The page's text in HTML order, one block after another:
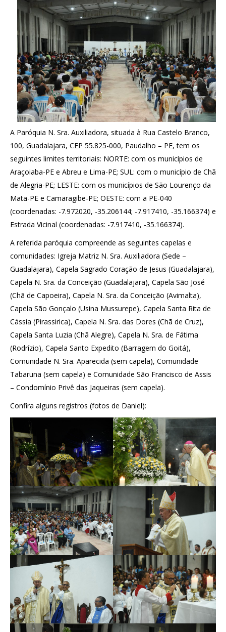
A Paróquia N. Sra. Auxiliadora, situada à Rua Castelo Branco,
100, Guadalajara, CEP 55.825-000, Paudalho – PE, tem os
seguintes limites territoriais: NORTE: com os municípios de
Araçoiaba-PE e Abreu e Lima-PE; SUL: com o município de Chã
de Alegria-PE; LESTE: com os municípios de São Lourenço da
Mata-PE e Camaragibe-PE; OESTE: com a PE-040
(coordenadas: -7.972020, -35.206144; -7.917410, -35.166374) e
Estrada Vicinal (coordenadas: -7.917410, -35.166374).
A referida paróquia compreende as seguintes capelas e
comunidades: Igreja Matriz N. Sra. Auxiliadora (Sede –
Guadalajara), Capela Sagrado Coração de Jesus (Guadalajara),
Capela N. Sra. da Conceição (Guadalajara), Capela São José
(Chã de Capoeira), Capela N. Sra. da Conceição (Avimalta),
Capela São Gonçalo (Usina Mussurepe), Capela Santa Rita de
Cássia (Pirassirica), Capela N. Sra. das Dores (Chã de Cruz),
Capela Santa Luzia (Chã Alegre), Capela N. Sra. de Fátima
(Rodrízio), Capela Santo Expedito (Barragem do Goitá),
Comunidade N. Sra. Aparecida (sem capela), Comunidade
Tabaruna (sem capela) e Comunidade São Francisco de Assis
– Condomínio Privê das Jaqueiras (sem capela).
Confira alguns registros (fotos de Daniel):